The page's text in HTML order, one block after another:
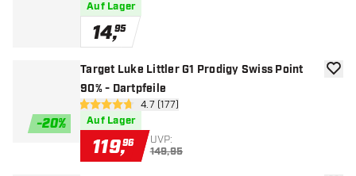
Auf Lager
14,95
-20%
Target Luke Littler G1 Prodigy Swiss Point
90% - Dartpfeile
Bewertungsbereich öffnen
4.7 Bewertungssterne
4.7 (177)
Auf Lager
119,96 UVP:
149,95
Zur